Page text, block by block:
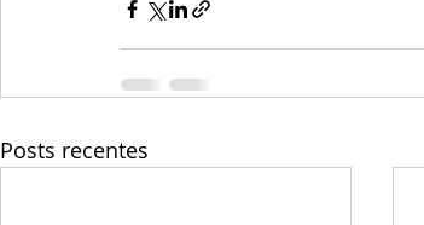
Posts recentes